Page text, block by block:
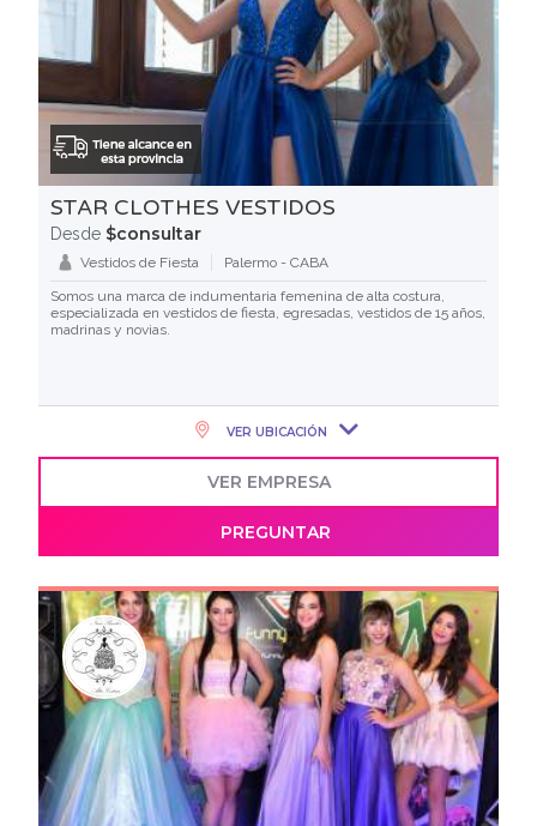
STAR CLOTHES VESTIDOS
Desde $consultar
Vestidos de Fiesta
Palermo - CABA
Somos una marca de indumentaria femenina de alta costura,
especializada en vestidos de fiesta, egresadas, vestidos de 15 años,
madrinas y novias.
VER UBICACIÓN
VER EMPRESA
PREGUNTAR